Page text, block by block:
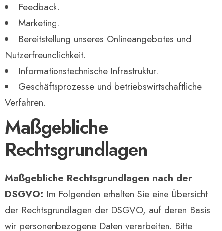
Feedback.
Marketing.
Bereitstellung unseres Onlineangebotes und
Nutzerfreundlichkeit.
Informationstechnische Infrastruktur.
Geschäftsprozesse und betriebswirtschaftliche
Verfahren.
Maßgebliche
Rechtsgrundlagen
Maßgebliche Rechtsgrundlagen nach der
DSGVO: Im Folgenden erhalten Sie eine Übersicht
der Rechtsgrundlagen der DSGVO, auf deren Basis
wir personenbezogene Daten verarbeiten. Bitte